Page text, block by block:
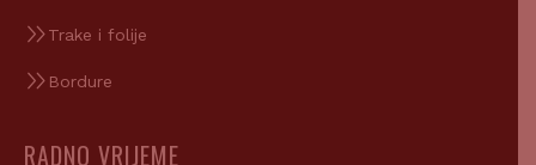
Trake i folije
Bordure
RADNO VRIJEME